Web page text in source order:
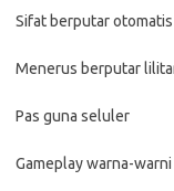
Sifat berputar otomatis
Menerus berputar
Pas guna seluler
Gameplay warna-